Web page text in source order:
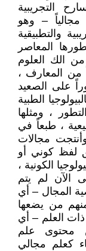
التجريبية
مجالياً – وهو
والتطبيقية
المعاصر
الك العلوم
من المعارف ،
على الصعيد
الطبية
، ومثلها
، طبعاً في
وأنتجت مجالات
لفظ كوني أو
الكونية ،
الآن لم يتم
المجال – أي
من يضعها
العلم – أي
محتوى علم
كعلم مجالي